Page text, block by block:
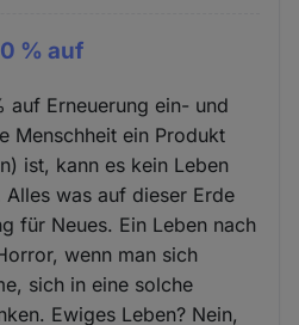
% auf
auf Erneuerung ein- und
Menschheit ein Produkt
ist, kann es kein Leben
was auf dieser Erde
für Neues. Ein Leben nach
wenn man sich
sich in eine solche
Ewiges Leben? Nein,